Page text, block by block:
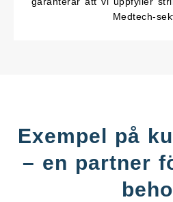
Medtech-
Exempel på
– en partner